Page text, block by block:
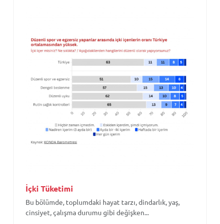
İçki Tüketimi
Bu bölümde, toplumdaki hayat tarzı, dindarlık, yaş,
cinsiyet, çalışma durumu gibi değişken...